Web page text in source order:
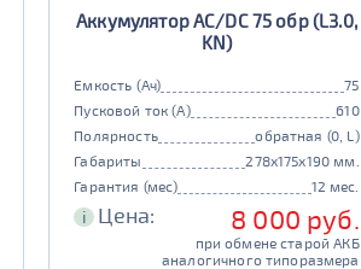
Аккумулятор AC/DC 75 обр (L3.0,
KN)
Емкость (Ач)
75
Пусковой ток (А)
610
Полярность
обратная (0, L)
Габариты
278x175x190 мм.
Гарантия (мес)
12 мес.
i Цена: 8 000 руб.
при обмене старой АКБ
аналогичного типоразмера